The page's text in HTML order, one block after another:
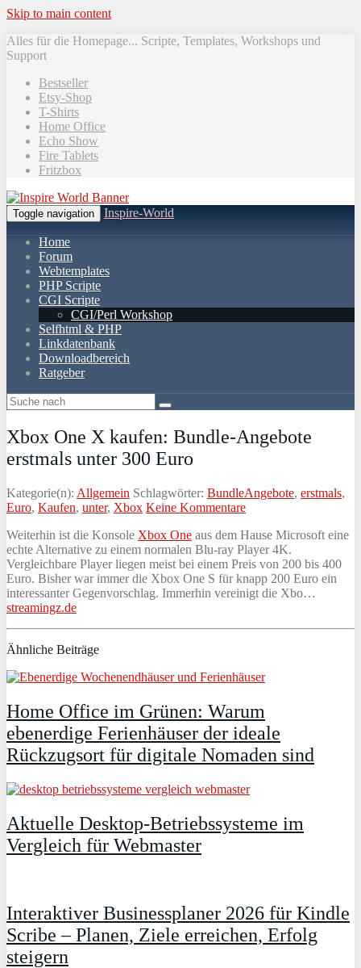
Skip to main content
Alles für die Homepage... Scripte, Templates, Workshops und
Support
Bestseller
Etsy-Shop
T-Shirts
Home Office
Echo Show
Fire Tablets
Fritzbox
Toggle navigation Inspire-World
Home
Forum
Webtemplates
PHP Scripte
CGI Scripte
CGI/Perl Workshop
Selfhtml & PHP
Linkdatenbank
Downloadbereich
Ratgeber
Xbox One X kaufen: Bundle-Angebote
erstmals unter 300 Euro
Kategorie(n): Allgemein Schlagwörter: BundleAngebote, erstmals,
Euro, Kaufen, unter, Xbox Keine Kommentare
Weiterhin ist die Konsole Xbox One aus dem Hause Microsoft eine
echte Alternative zu einem normalen Blu-ray Player 4K.
Vergleichbare Player liegen meist bei einem Preis von 200 bis 400
Euro. Bisher war immer die Xbox One S für knapp 200 Euro ein
interessanter Gegenvorschlag. Immerhin vereinigt die Xbo…
streamingz.de
Ähnliche Beiträge
Home Office im Grünen: Warum
ebenerdige Ferienhäuser der ideale
Rückzugsort für digitale Nomaden sind
Aktuelle Desktop-Betriebssysteme im
Vergleich für Webmaster
Interaktiver Businessplaner 2026 für Kindle
Scribe – Planen, Ziele erreichen, Erfolg
steigern